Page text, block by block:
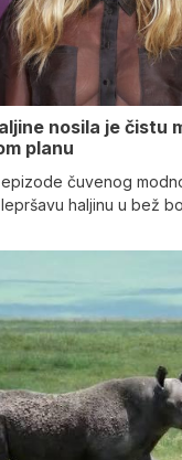
nosila je čistu
planu
čuvenog
haljinu u bež